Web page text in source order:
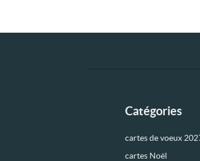
Catégories
cartes de voeux
cartes Noël